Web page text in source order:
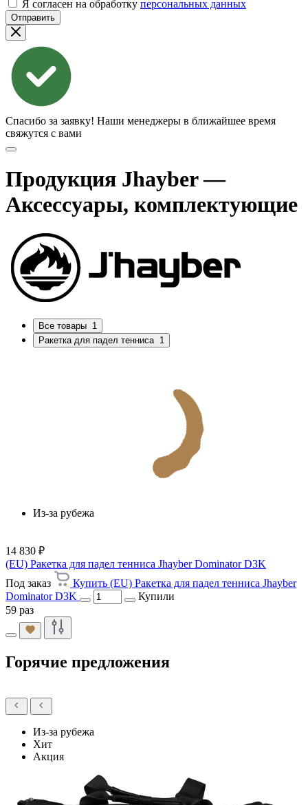
Я согласен на обработку персональных данных
Отправить
Спасибо за заявку! Наши менеджеры в ближайшее время
свяжутся с вами
Продукция Jhayber —
Аксессуары, комплектующие
Все товары 1
Ракетка для падел тенниса 1
Из-за рубежа
14 830 ₽
(EU) Ракетка для падел тенниса Jhayber Dominator D3K
Под заказ
Купить (EU) Ракетка для падел тенниса Jhayber
Dominator D3K
Купили
59 раз
Горячие предложения
Из-за рубежа
Хит
Акция